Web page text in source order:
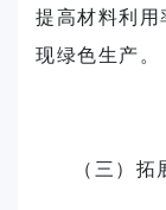
提高材料利
现绿色生产。
（三）